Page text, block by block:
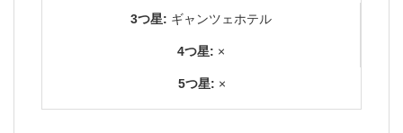
3つ星: ギャンツェホテル
4つ星: ×
5つ星: ×